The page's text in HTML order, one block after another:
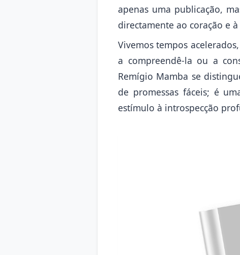
apenas uma publicação,
directamente ao coração e
Vivemos tempos
a compreendê-la ou a
Remígio Mamba se
de promessas fáceis; é
estímulo à introspecção